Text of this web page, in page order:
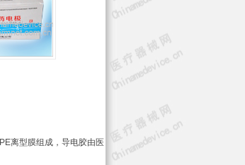
离型膜组成，导电胶由医